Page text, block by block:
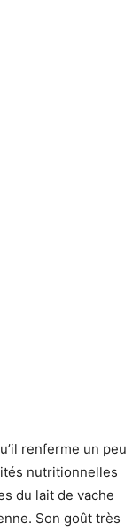
renferme un peu
nutritionnelles
du lait de vache
Son goût très